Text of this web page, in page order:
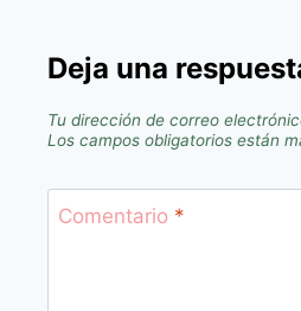
Deja una
Tu dirección de correo
Los campos obligatorios están
Comentario *